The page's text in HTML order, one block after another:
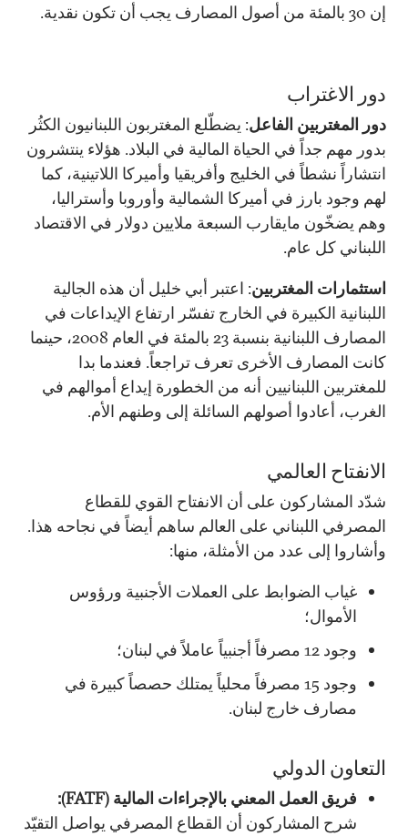
إن 30 بالمئة من أصول المصارف يجب أن تكون نقدية.
دور الاغتراب
دور المغتربين الفاعل: يضطّلع المغتربون اللبنانيون الكثُر
بدور مهم جداً في الحياة المالية في البلاد. هؤلاء ينتشرون
انتشاراً نشطاً في الخليج وأفريقيا وأميركا اللاتينية، كما
لهم وجود بارز في أميركا الشمالية وأوروبا وأستراليا،
وهم يضخّون مايقارب السبعة ملايين دولار في الاقتصاد
اللبناني كل عام.
استثمارات المغتربين: اعتبر أبي خليل أن هذه الجالية
اللبنانية الكبيرة في الخارج تفسّر ارتفاع الإيداعات في
المصارف اللبنانية بنسبة 23 بالمئة في العام 2008، حينما
كانت المصارف الأخرى تعرف تراجعاً. فعندما بدا
للمغتربين اللبنانيين أنه من الخطورة إيداع أموالهم في
الغرب، أعادوا أصولهم السائلة إلى وطنهم الأم.
الانفتاح العالمي
شدّد المشاركون على أن الانفتاح القوي للقطاع
المصرفي اللبناني على العالم ساهم أيضاً في نجاحه هذا.
وأشاروا إلى عدد من الأمثلة، منها:
غياب الضوابط على العملات الأجنبية ورؤوس
الأموال؛
وجود 12 مصرفاً أجنبياً عاملاً في لبنان؛
وجود 15 مصرفاً محلياً يمتلك حصصاً كبيرة في
مصارف خارج لبنان.
التعاون الدولي
فريق العمل المعني بالإجراءات المالية (FATF):
شرح المشاركون أن القطاع المصرفي يواصل التقيّد